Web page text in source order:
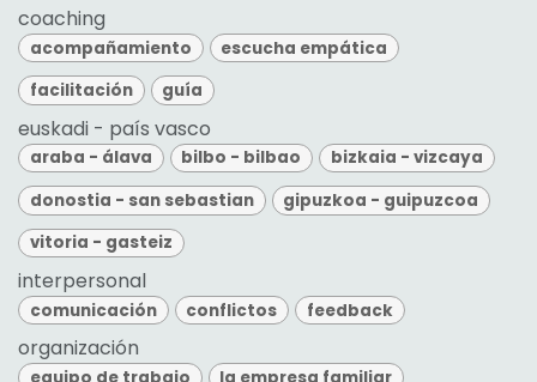
coaching
acompañamiento
escucha empática
facilitación
guía
euskadi - país vasco
araba - álava bilbo - bilbao
bizkaia - vizcaya
donostia - san sebastian
gipuzkoa - guipuzcoa
vitoria - gasteiz
interpersonal
comunicación conflictos feedback
organización